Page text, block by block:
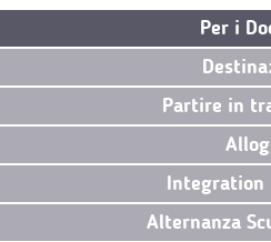
Per i
Partire in
Integration
Alternanza